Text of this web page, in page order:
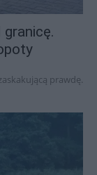
prawdę.